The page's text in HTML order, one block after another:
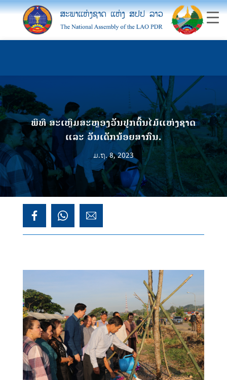
ພິທີ ສະເຫຼີມສະຫຼອງວັນປູກຕົ້ນໄມ້ແຫ່ງຊາດ
ແລະ ວັນເດັກນ້ອຍສາກົນ.
ມ.ຖ. 8, 2023